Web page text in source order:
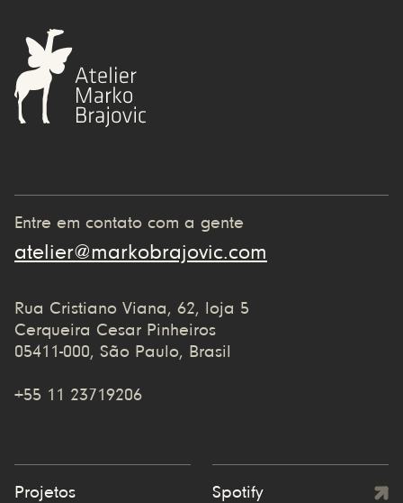
Entre em contato com a gente
atelier@markobrajovic.com
Rua Cristiano Viana, 62, loja 5
Cerqueira Cesar Pinheiros
05411-000, São Paulo, Brasil
+55 11 23719206
Projetos
Spotify